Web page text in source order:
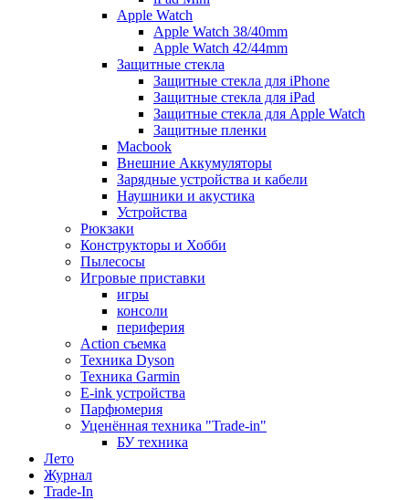
Apple Watch
Apple Watch 38/40mm
Apple Watch 42/44mm
Защитные стекла
Защитные стекла для iPhone
Защитные стекла для iPad
Защитные стекла для Apple Watch
Защитные пленки
Macbook
Внешние Аккумуляторы
Зарядные устройства и кабели
Наушники и акустика
Устройства
Рюкзаки
Конструкторы и Хобби
Пылесосы
Игровые приставки
игры
консоли
периферия
Action съемка
Техника Dyson
Техника Garmin
E-ink устройства
Парфюмерия
Уценённая техника "Trade-in"
БУ техника
Лето
Журнал
Trade-In